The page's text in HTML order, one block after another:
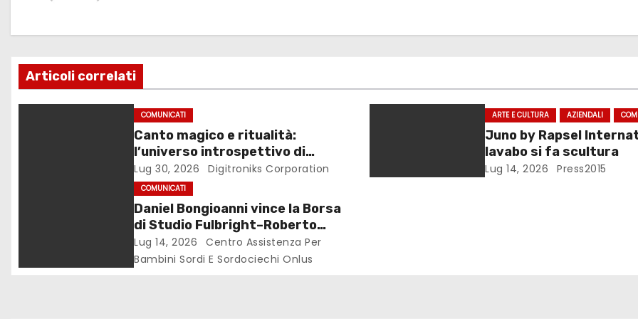
z
i
t
Articoli correlati
COMUNICATI
Canto magico e ritualità:
l’universo introspettivo di
Lilinanna
Lug 30, 2026 Digitroniks Corporation
ARTE E CULTURA AZIENDALI
Juno by Rapsel
lavabo si fa scultura
Lug 14, 2026 Press2015
COMUNICATI
Daniel Bongioanni vince la Borsa
di Studio Fulbright–Roberto
Wirth 2026
Lug 14, 2026
Centro Assistenza Per
Bambini Sordi E Sordociechi Onlus